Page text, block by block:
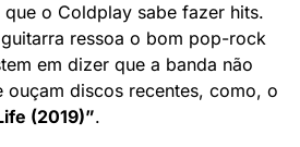
o Coldplay sabe fazer hits.
ressoa o bom pop-rock
em dizer que a banda não
ouçam discos recentes, como, o
(2019)”.